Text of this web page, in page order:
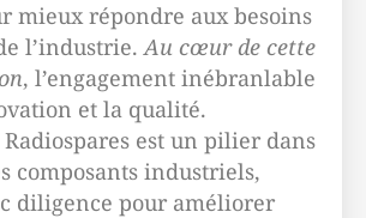
mieux répondre aux besoins
l’industrie.Au cœur de cette
, l’engagement inébranlable
et la qualité.
est un pilier dans
composants industriels,
diligence pour améliorer